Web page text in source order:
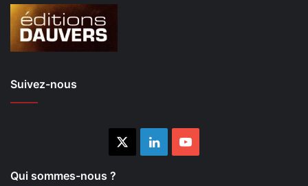
Suivez-nous
LinkedinYouTube
Qui sommes-nous ?